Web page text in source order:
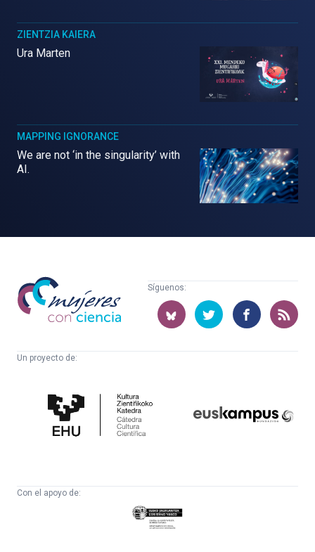
ZIENTZIA KAIERA
Ura Marten
MAPPING IGNORANCE
We are not ‘in the singularity’ with
AI.
Mujeres
con
ciencia
Síguenos:
Un proyecto de:
Cultura
Científica
Con el apoyo de:
Eusko
Jaurlaritza